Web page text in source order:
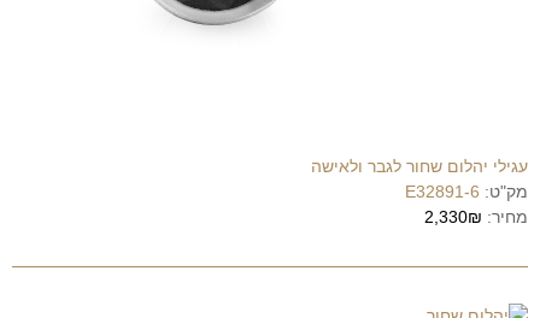
עגילי יהלום שחור לגבר ולאישה
מק"ט: E32891-6
מחיר: 2,330₪